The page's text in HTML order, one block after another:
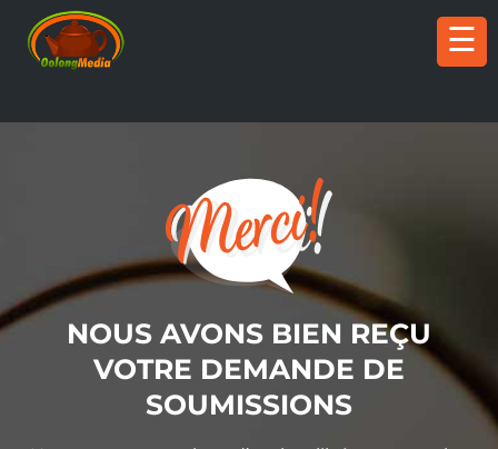
☰
NOUS AVONS BIEN REÇU
VOTRE DEMANDE DE
SOUMISSIONS